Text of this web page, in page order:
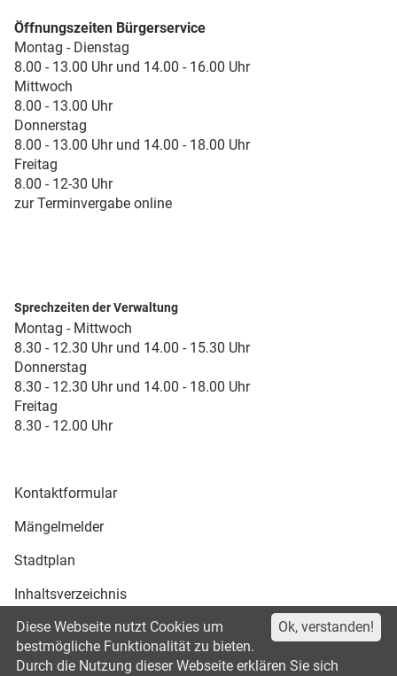
Öffnungszeiten Bürgerservice
Montag - Dienstag
8.00 - 13.00 Uhr und 14.00 - 16.00 Uhr
Mittwoch
8.00 - 13.00 Uhr
Donnerstag
8.00 - 13.00 Uhr und 14.00 - 18.00 Uhr
Freitag
8.00 - 12-30 Uhr
zur Terminvergabe online
Sprechzeiten der Verwaltung
Montag - Mittwoch
8.30 - 12.30 Uhr und 14.00 - 15.30 Uhr
Donnerstag
8.30 - 12.30 Uhr und 14.00 - 18.00 Uhr
Freitag
8.30 - 12.00 Uhr
Kontaktformular
Mängelmelder
Stadtplan
Inhaltsverzeichnis
Druckansicht
Ok, verstanden!
Diese Webseite nutzt Cookies um
bestmögliche Funktionalität zu bieten.
Durch die Nutzung dieser Webseite erklären Sie sich